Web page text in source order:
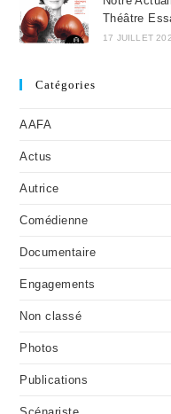
Théâtre
17 JUILLET
Catégories
AAFA
Actus
Autrice
Comédienne
Documentaire
Engagements
Non classé
Photos
Publications